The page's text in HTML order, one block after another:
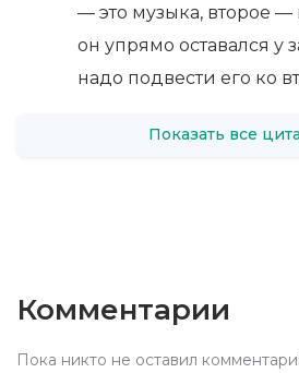
— это музыка, второе —
он упрямо оставался у
надо подвести его ко
Показать все
Комментарии
Пока никто не оставил